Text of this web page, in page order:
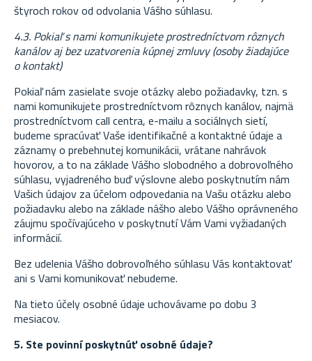
štyroch rokov od odvolania Vášho súhlasu.
4.3. Pokiaľ s nami komunikujete prostredníctvom rôznych
kanálov aj bez uzatvorenia kúpnej zmluvy (osoby žiadajúce
o kontakt)
Pokiaľ nám zasielate svoje otázky alebo požiadavky, tzn. s
nami komunikujete prostredníctvom rôznych kanálov, najmä
prostredníctvom call centra, e-mailu a sociálnych sietí,
budeme spracúvať Vaše identifikačné a kontaktné údaje a
záznamy o prebehnutej komunikácii, vrátane nahrávok
hovorov, a to na základe Vášho slobodného a dobrovoľného
súhlasu, vyjadreného buď výslovne alebo poskytnutím nám
Vašich údajov za účelom odpovedania na Vašu otázku alebo
požiadavku alebo na základe nášho alebo Vášho oprávneného
záujmu spočívajúceho v poskytnutí Vám Vami vyžiadaných
informácií.
Bez udelenia Vášho dobrovoľného súhlasu Vás kontaktovať
ani s Vami komunikovať nebudeme.
Na tieto účely osobné údaje uchovávame po dobu 3
mesiacov.
5. Ste povinní poskytnúť osobné údaje?